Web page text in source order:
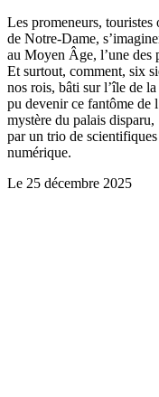
Les promeneurs,
de Notre-Dame,
au Moyen Âge, l’une des
Et surtout, comment, six
nos rois, bâti sur l’île de
pu devenir ce fantôme de
mystère du palais disparu,
par un trio de
numérique.
Le 25 décembre 2025